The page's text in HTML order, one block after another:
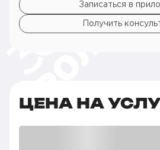
Записаться в
Получить
ЦЕНА НА